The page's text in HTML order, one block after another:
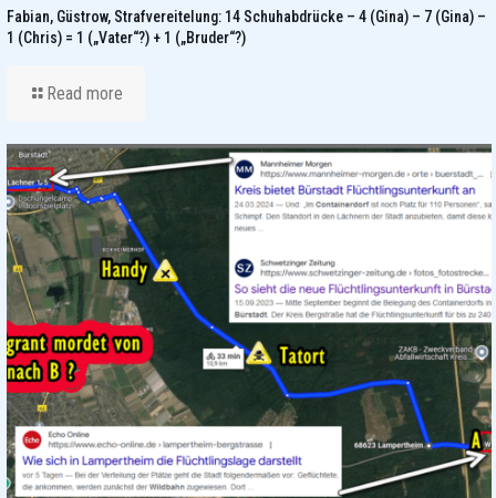
Fabian, Güstrow, Strafvereitelung: 14 Schuhabdrücke – 4 (Gina) – 7 (Gina) –
1 (Chris) = 1 („Vater“?) + 1 („Bruder“?)
Read more